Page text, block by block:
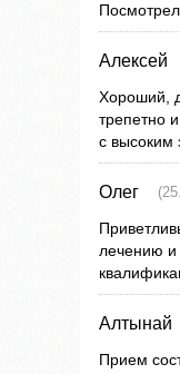
Алексей
Хороший,
трепетно
с высоким
Олег
лечению и
Алтынай
Прием